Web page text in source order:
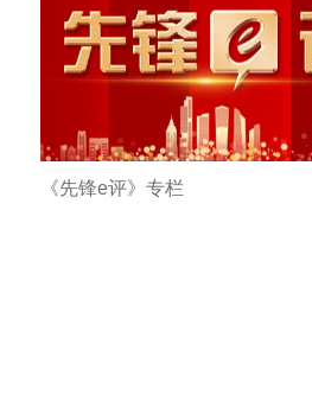
《先锋e评》专栏